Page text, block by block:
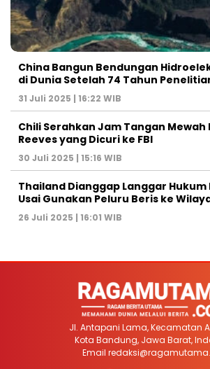
China Bangun Bendungan
di Dunia Setelah 74 Tahun
31 Juli 2025 | 16:22 WIB
Chili Serahkan Jam Tangan Mewah
Reeves yang Dicuri ke FBI
30 Juli 2025 | 15:16 WIB
Thailand Dianggap Langgar
Usai Gunakan Peluru Beris ke
26 Juli 2025 | 16:01 WIB
Jl. Antapani Lama, Kecamatan
Kota Bandung, Jawa Barat,
Email